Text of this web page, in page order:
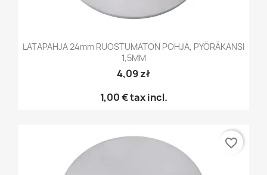
LATAPAHJA 24mm RUOSTUMATON POHJA, PYÖRÄKANSI
1,5MM
4,09 zł
1,00 €tax incl.
favorite_border